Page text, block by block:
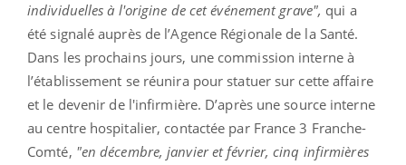
individuelles à l'origine de cet événement grave", qui a
été signalé auprès de l’Agence Régionale de la Santé.
Dans les prochains jours, une commission interne à
l’établissement se réunira pour statuer sur cette affaire
et le devenir de l'infirmière. D’après une source interne
au centre hospitalier, contactée par France 3 Franche-
Comté, "en décembre, janvier et février, cinq infirmières